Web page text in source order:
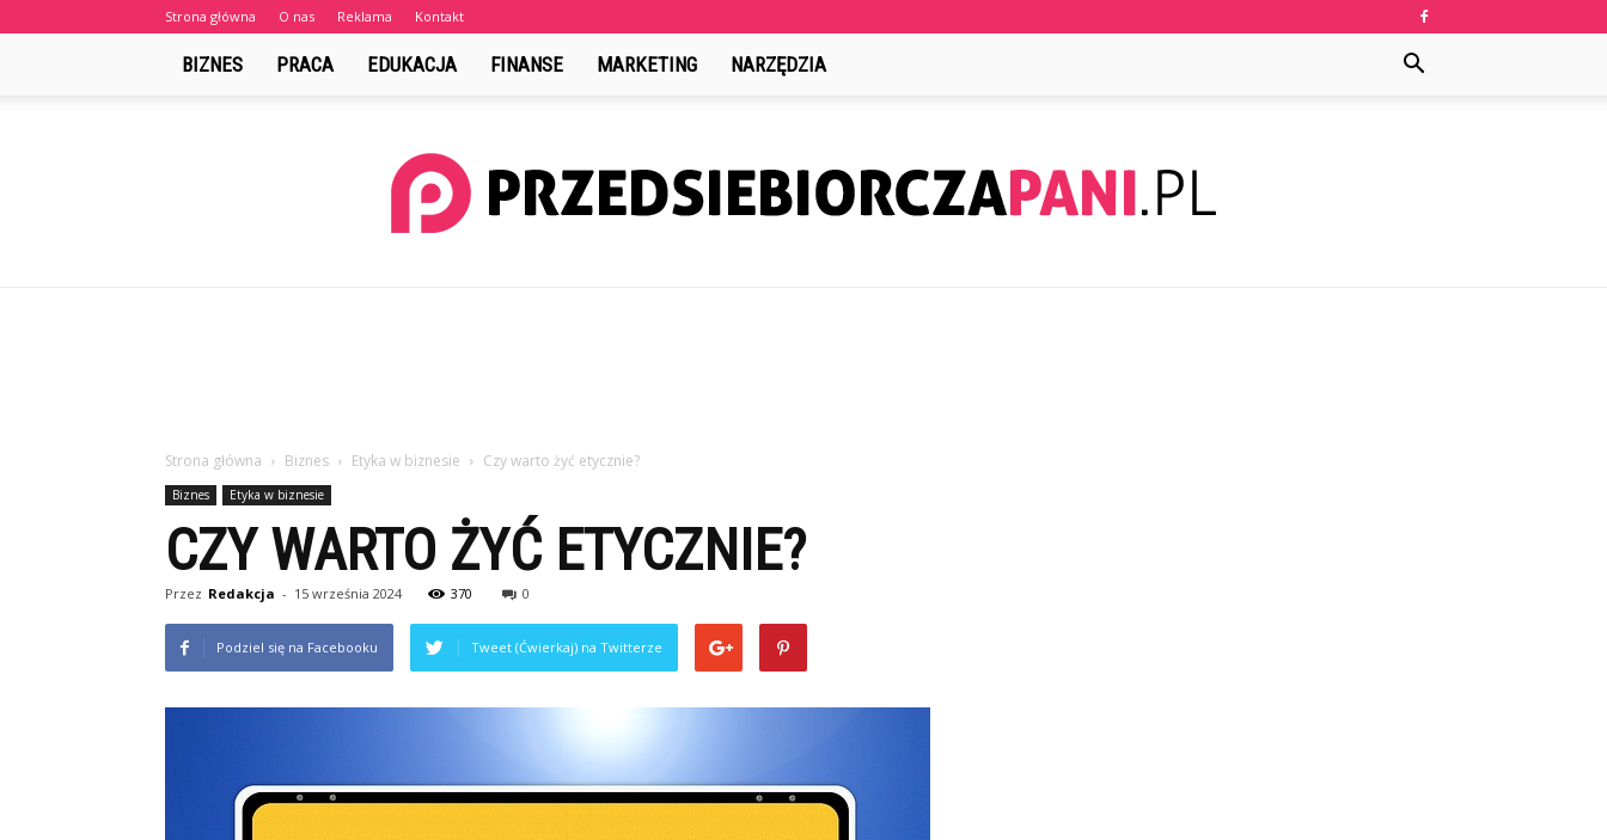
Strona główna O nas Reklama Kontakt
BIZNES PRACA EDUKACJA FINANSE MARKETING NARZĘDZIA
Strona główna Biznes Etyka w biznesie Czy warto żyć etycznie?
Biznes Etyka w biznesie
CZY WARTO ŻYĆ ETYCZNIE?
Przez Redakcja - 15 września 2024 370 0
Podziel się na Facebooku Tweet (Ćwierkaj) na Twitterze